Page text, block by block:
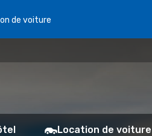
de voiture
Location de voiture